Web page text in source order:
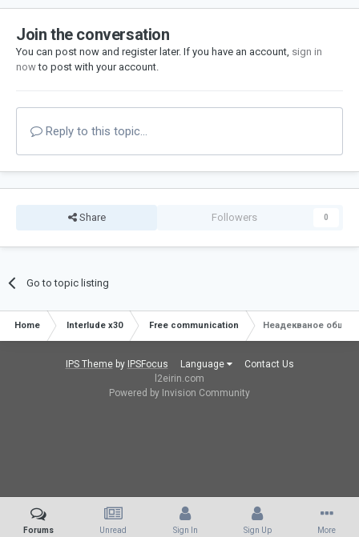
Join the conversation
You can post now and register later. If you have an account, sign in
nowto post with your account.
Reply to this topic...
Share Followers 0
Go to topic listing
Home Interlude x30 Free communication Неадекваное
IPS Themeby IPSFocus Language
Contact Us
l2eirin.com
Powered by Invision Community
Forums Unread Sign In Sign Up More